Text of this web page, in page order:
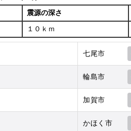
震源の深さ
１０ｋｍ
七尾市
輪島市
加賀市
かほく市